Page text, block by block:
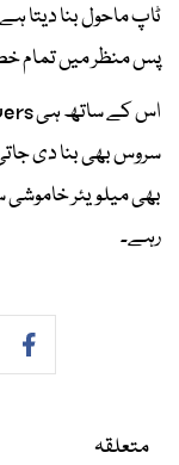
ٹاپ ماحول بنا دیتا
پس منظر میں تمام
سروس بھی بنا دی
بھی میلویئر خاموشی
رہے۔
متعلقہ